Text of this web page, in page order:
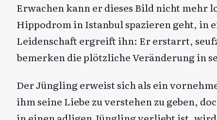
Erwachen kann er dieses Bild nicht mehr
Hippodrom in Istanbul spazieren geht, in
Leidenschaft ergreift ihn: Er erstarrt,
bemerken die plötzliche Veränderung in
Der Jüngling erweist sich als ein
ihm seine Liebe zu verstehen zu geben,